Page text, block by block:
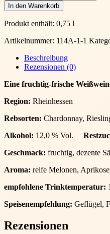
-
Bretz
weiß,
0,75
Menge
In den Warenkorb
Produkt enthält: 0,75 l
Artikelnummer: 114A-1-1
Beschreibung
Rezensionen (0)
Eine fruchtig-frische
Region: Rheinhessen
Rebsorten: Chardonnay,
Alkohol: 12,0 % Vol.
Geschmack: fruchtig, dezente
Aroma: reife Melonen,
empfohlene Trinktemperatur:
Speisenempfehlung: Geflügel,
Rezensionen